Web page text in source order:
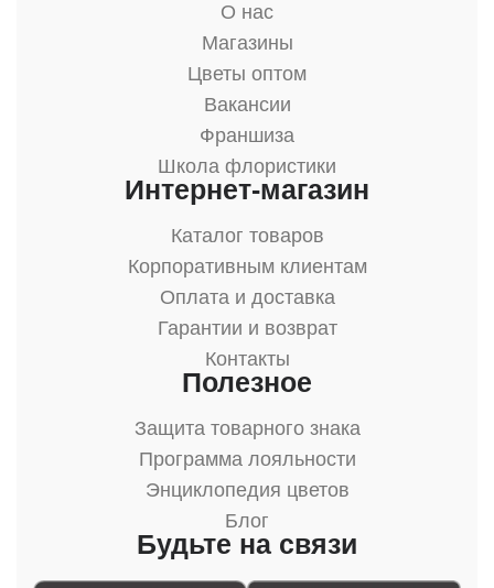
О нас
Магазины
Цветы оптом
Вакансии
Франшиза
Школа флористики
Интернет-магазин
Каталог товаров
Корпоративным клиентам
Оплата и доставка
Гарантии и возврат
Контакты
Полезное
Защита товарного знака
Программа лояльности
Энциклопедия цветов
Блог
Будьте на связи